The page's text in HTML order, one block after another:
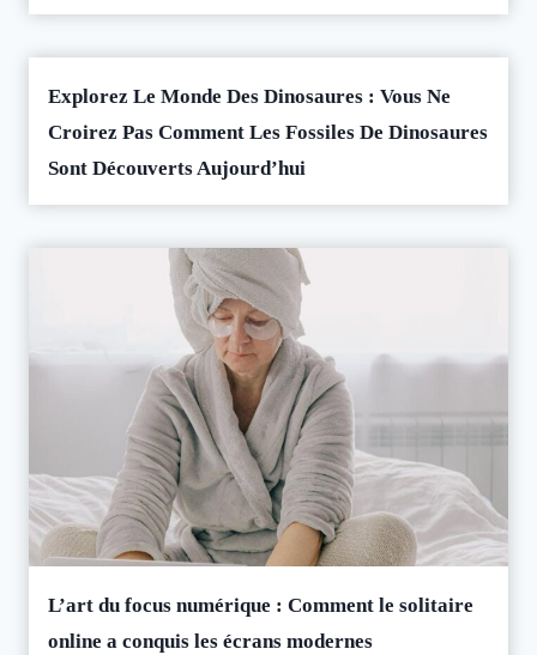
Explorez Le Monde Des Dinosaures : Vous Ne
Croirez Pas Comment Les Fossiles De Dinosaures
Sont Découverts Aujourd’hui
L’art du focus numérique : Comment le solitaire
online a conquis les écrans modernes